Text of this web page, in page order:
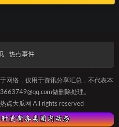
热点事件
网络，仅用于资讯分享汇总，不代表本
做删除处理。
点大瓜网 All rights reserved
2025012089号